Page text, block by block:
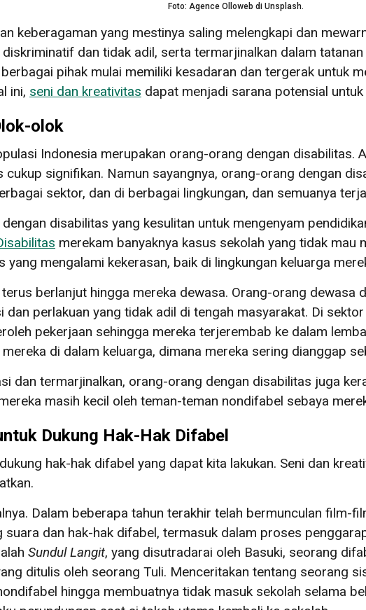
Foto: Agence Olloweb di Unsplash.
keberagaman yang mestinya saling melengkapi dan
dan tidak adil, serta termarjinalkan dalam
pihak mulai memiliki kesadaran dan tergerak untuk
ini, seni dan kreativitas dapat menjadi sarana potensial
olok
Indonesia merupakan orang-orang dengan disabilitas.
cukup signifikan. Namun sayangnya, orang-orang dengan
sektor, dan di berbagai lingkungan, dan semuanya
disabilitas yang kesulitan untuk mengenyam
merekam banyaknya kasus sekolah yang tidak mau
yang mengalami kekerasan, baik di lingkungan keluarga
berlanjut hingga mereka dewasa. Orang-orang dewasa
perlakuan yang tidak adil di tengah masyarakat. Di
pekerjaan sehingga mereka terjerembab ke dalam
di dalam keluarga, dimana mereka sering dianggap
dan termarjinalkan, orang-orang dengan disabilitas juga
masih kecil oleh teman-teman nondifabel sebaya
Dukung Hak-Hak Difabel
hak-hak difabel yang dapat kita lakukan. Seni dan
Dalam beberapa tahun terakhir telah bermunculan film-
suara dan hak-hak difabel, termasuk dalam proses
Sundul Langit, yang disutradarai oleh Basuki, seorang
ditulis oleh seorang Tuli. Menceritakan tentang seorang
hingga membuatnya tidak masuk sekolah selama